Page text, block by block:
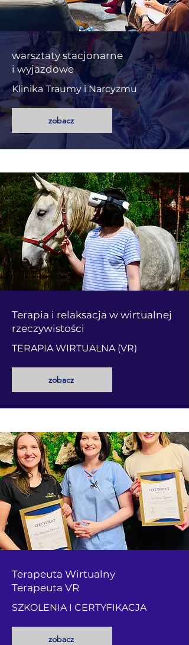
warsztaty stacjonarne
i wyjazdowe
Klinika Traumy i Narcyzmu
zobacz
Terapia i relaksacja w wirtualnej
rzeczywistości
TERAPIA WIRTUALNA (VR)
zobacz
Terapeuta Wirtualny
Terapeuta VR
SZKOLENIA I CERTYFIKACJA
zobacz